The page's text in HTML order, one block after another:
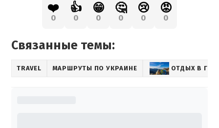
❤️
0
👍
0
😁
0
🤔
0
😢
0
😡
0
Связанные темы:
TRAVEL МАРШРУТЫ ПО УКРАИНЕ ОТДЫХ В